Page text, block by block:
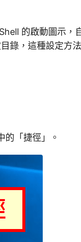
的啟動圖示，
錄，這種設定方
的「捷徑」。